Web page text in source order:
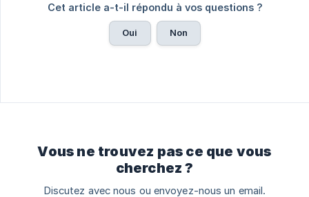
Cet article a-t-il répondu à vos questions ?
Oui Non
Vous ne trouvez pas ce que vous
cherchez ?
Discutez avec nous ou envoyez-nous un email.